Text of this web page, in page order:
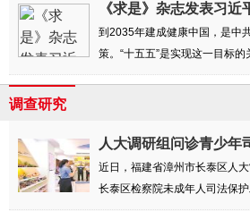
《求是》杂志发表习
到2035年建成健康中国，是中
策。“十五五”是实现这一目标的
调查研究
人大调研组问诊青少年
近日，福建省漳州市长泰区人
长泰区检察院未成年人司法保